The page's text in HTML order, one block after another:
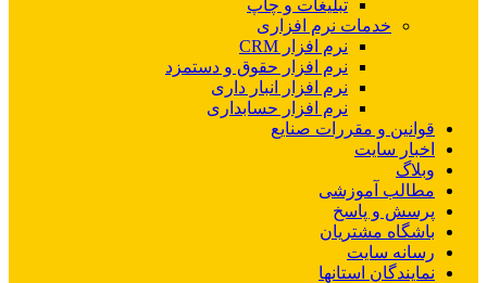
تبلیغات و چاپ
خدمات نرم افزاری
نرم افزار CRM
نرم افزار حقوق و دستمزد
نرم افزار انبار داری
نرم افزار حسابداری
قوانین و مقررات صنایع
اخبار سایت
وبلاگ
مطالب آموزشی
پرسش و پاسخ
باشگاه مشتریان
رسانه سایت
نمایندگان استانها